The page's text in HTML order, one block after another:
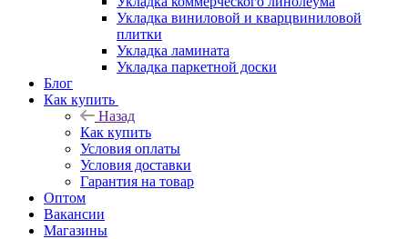
Укладка виниловой и кварцвиниловой
плитки
Укладка ламината
Укладка паркетной доски
Блог
Как купить
Назад
Как купить
Условия оплаты
Условия доставки
Гарантия на товар
Оптом
Вакансии
Магазины